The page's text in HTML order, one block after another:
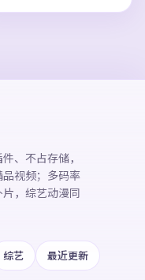
、不占存储，
品视频；多码率
，综艺动漫同
综艺 最近更新